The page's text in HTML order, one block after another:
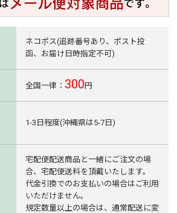
ネコポス(追跡番号あり、ポスト投
函、お届け日時指定不可)
全国一律： 300円
1-3日程度(沖縄県は5-7日)
宅配便配送商品と一緒にご注文の場
合、宅配便送料を頂戴いたします。
代金引換でのお支払いの場合はご利用
いただけません。
規定数量以上の場合は、通常配送に変